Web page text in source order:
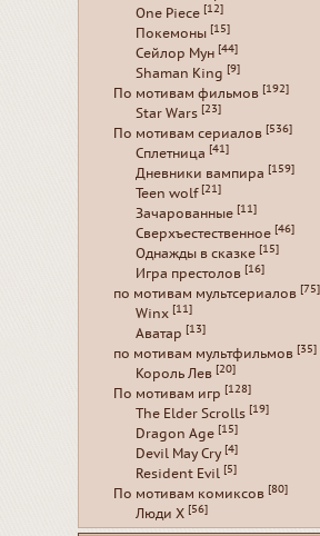
One Piece [12]
Покемоны [15]
Сейлор Мун [44]
Shaman King [9]
По мотивам фильмов [192]
Star Wars [23]
По мотивам сериалов [536]
Сплетница [41]
Дневники вампира [159]
Teen wolf [21]
Зачарованные [11]
Сверхъестественное [46]
Однажды в сказке [15]
Игра престолов [16]
по мотивам мультсериалов [75]
Winx [11]
Аватар [13]
по мотивам мультфильмов [35]
Король Лев [20]
По мотивам игр [128]
The Elder Scrolls [19]
Dragon Age [15]
Devil May Cry [4]
Resident Evil [5]
По мотивам комиксов [80]
Люди Х [56]